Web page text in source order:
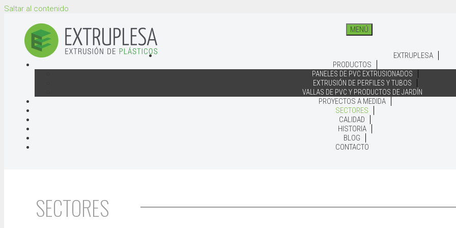
Saltar al contenido
MENÚ
EXTRUPLESA
PRODUCTOS
PANELES DE PVC EXTRUSIONADOS
EXTRUSIÓN DE PERFILES Y TUBOS
VALLAS DE PVC Y PRODUCTOS DE JARDÍN
PROYECTOS A MEDIDA
SECTORES
CALIDAD
HISTORIA
BLOG
CONTACTO
SECTORES